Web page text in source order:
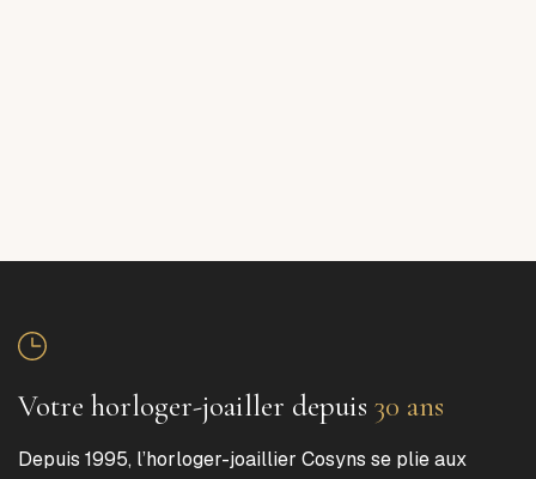
Votre horloger-joailler depuis 30 ans
Depuis 1995, l’horloger-joaillier Cosyns se plie aux